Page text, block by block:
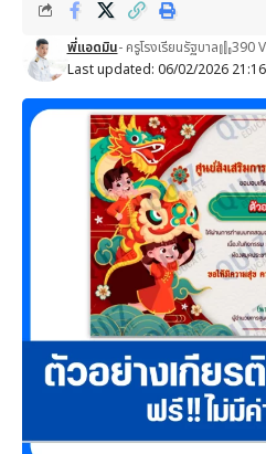
Last updated: 06/02/2026
พี่แอดมิน- ครูโรงเรียนรัฐบาล 390